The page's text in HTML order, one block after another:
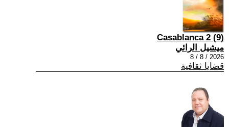
(9) Casablanca 2
ميشيل الرائي
2026 / 8 / 8
قضايا ثقافية